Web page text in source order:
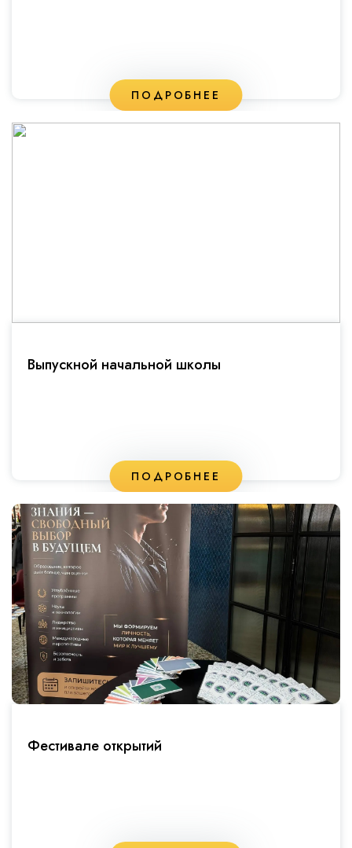
ПОДРОБНЕЕ
Выпускной начальной школы
ПОДРОБНЕЕ
Фестивале открытий